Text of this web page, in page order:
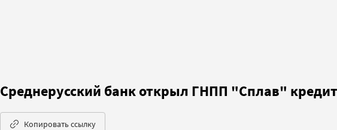
Среднерусский банк открыл ГНПП "Сплав"
Копировать ссылку